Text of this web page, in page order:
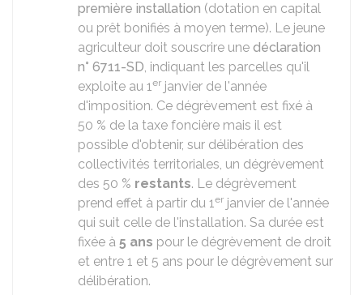
première installation (dotation en capital
ou prêt bonifiés à moyen terme). Le jeune
agriculteur doit souscrire une déclaration
n° 6711-SD, indiquant les parcelles qu'il
exploite au 1er janvier de l'année
d'imposition. Ce dégrèvement est fixé à
50 % de la taxe foncière mais il est
possible d'obtenir, sur délibération des
collectivités territoriales, un dégrèvement
des 50 % restants. Le dégrèvement
prend effet à partir du 1er janvier de l'année
qui suit celle de l'installation. Sa durée est
fixée à 5 ans pour le dégrèvement de droit
et entre 1 et 5 ans pour le dégrèvement sur
délibération.